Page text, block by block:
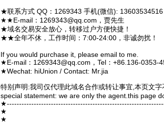
★联系方式 QQ：1269343 手机(微信): 13603534516
★★E-mail：1269343@qq.com，贾先生
★域名交易安全放心，转移过户方便快捷！
★★全年不休，工作时间：7:00-24:00，非诚勿扰！
If you would purchase it, please email to me.
★E-mail：1269343@qq.com，Tel：+86.136-0353-
★Wechat: hiUnion / Contact: Mr.jia
特别声明:我司仅代理此域名合作或转让事宜,本页文字
special statement: we are only the agent.this page
★
★